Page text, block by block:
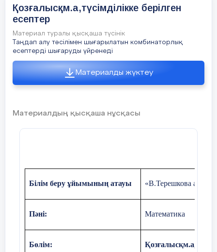
Қозғалысқм.а,түсімділікке берілген
есептер
Материал туралы қысқаша түсінік
Таңдап алу тәсілімен шығарылатын комбинаторлық
есептерді шығаруды үйренеді
Материалды жүктеу
Материалдың қысқаша нұсқасы
Білім беру ұйымының атауы «В.Терешкова
Пәні: Математика
Бөлім: